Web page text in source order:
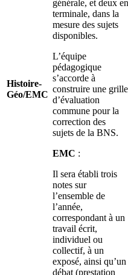
Histoire-
Géo/EMC
générale, et deux en
terminale, dans la
mesure des sujets
disponibles.
L’équipe
pédagogique
s’accorde à
construire une grille
d’évaluation
commune pour la
correction des
sujets de la BNS.
EMC :
Il sera établi trois
notes sur
l’ensemble de
l’année,
correspondant à un
travail écrit,
individuel ou
collectif, à un
exposé, ainsi qu’un
débat (prestation